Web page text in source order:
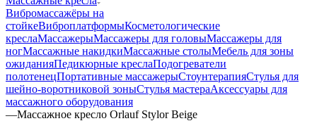
Вибромассажёры на
стойкеВиброплатформыКосметологические
креслаМассажерыМассажеры для головыМассажеры для
ногМассажные накидкиМассажные столыМебель для зоны
ожиданияПедикюрные креслаПодогреватели
полотенецПортативные массажерыСтоунтерапияСтулья для
шейно-воротниковой зоныСтулья мастераАксессуары для
массажного оборудования
—Массажное кресло Orlauf Stylor Beige